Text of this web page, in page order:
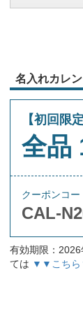
名入れカレ
【初回限定
全品
クーポンコー
CAL-
有効期限：
ては ▼▼こち